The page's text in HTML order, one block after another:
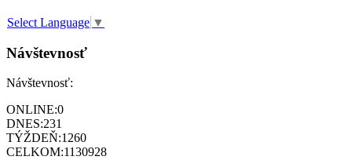
Select Language ▼
Návštevnosť
Návštevnosť:
ONLINE:0
DNES:231
TÝŽDEŇ:1260
CELKOM:1130928